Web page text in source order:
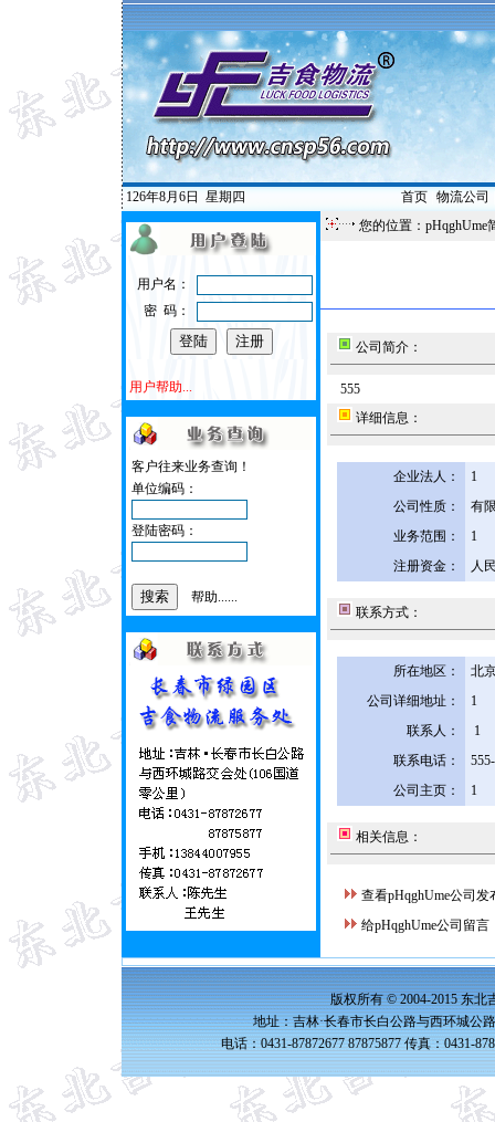
126年8月6日 星期四 首页| 物流公司
用户名：
密 码：
用户帮助...
客户往来业务查询！
单位编码：
登陆密码：
帮助......
您的位置：pHqghUme
公司简介：
555
详细信息：
企业法人：
1
公司性质：
有
业务范围：
1
注册资金：
人
联系方式：
所在地区：
北
公司详细地址：
1
联系人：
1
联系电话：
公司主页：
1
相关信息：
查看pHqghUme公司发
给pHqghUme公司留言
版权所有 © 2004-2015 东北
地址：吉林·长春市长白公路与西环城公
电话：0431-87872677 87875877 传真：0431-